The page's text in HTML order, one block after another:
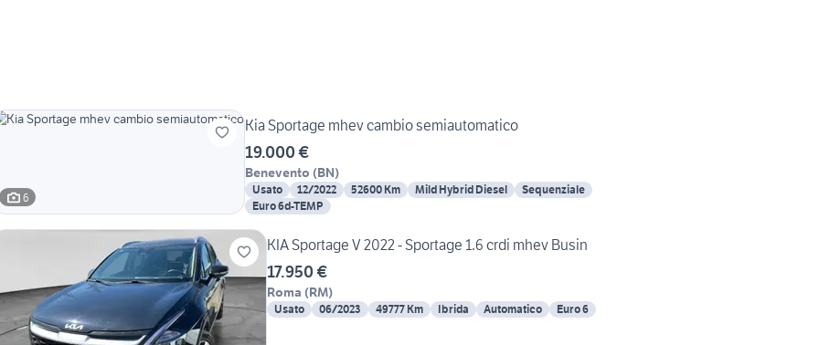
6
Kia Sportage mhev cambio semiautomatico
19.000 €
Benevento (BN)
Usato 12/2022 52600 Km Mild Hybrid Diesel
Sequenziale
Euro 6d-TEMP
KIA Sportage V 2022 - Sportage 1.6 crdi mhev Busin
17.950 €
Roma (RM)
Usato 06/2023 49777 Km Ibrida Automatico Euro 6